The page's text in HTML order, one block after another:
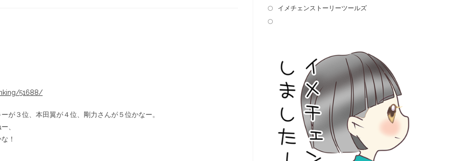
51688/
が３位、本田翼が４位、剛力さんが５位かなー。
、
！
イメチェンストーリーツールズ